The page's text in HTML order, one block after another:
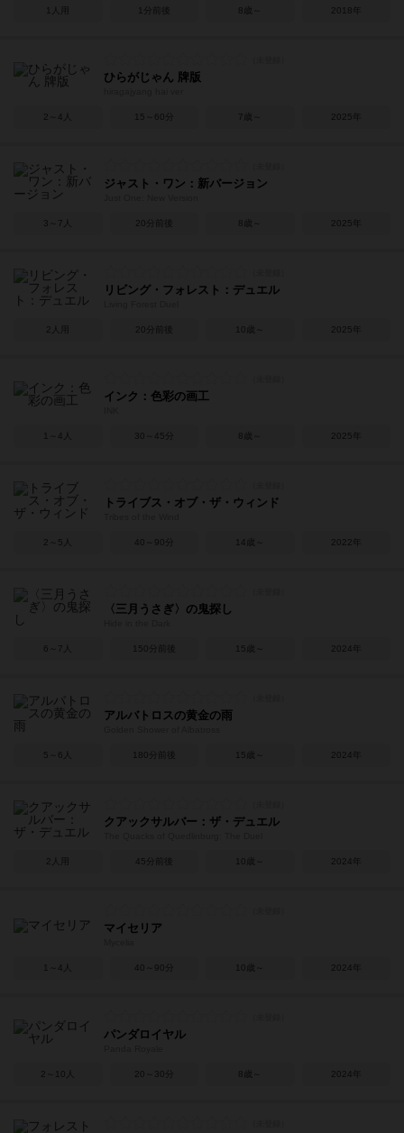
1人用 1分前後 8歳～ 2018年
ひらがじゃん 牌版
2～4人 15～60分 7歳～ 2025年
ジャスト・ワン：新バージョン
3～7人 20分前後 8歳～ 2025年
リビング・フォレスト：デュエル
2人用 20分前後 10歳～ 2025年
インク：色彩の画工
1～4人 30～45分 8歳～ 2025年
トライブス・オブ・ザ・ウィンド
2～5人 40～90分 14歳～ 2022年
〈三月うさぎ〉の鬼探し
6～7人 150分前後 15歳～ 2024年
アルバトロスの黄金の雨
5～6人 180分前後 15歳～ 2024年
クアックサルバー：ザ・デュエル
2人用 45分前後 10歳～ 2024年
マイセリア
1～4人 40～90分 10歳～ 2024年
パンダロイヤル
2～10人 20～30分 8歳～ 2024年